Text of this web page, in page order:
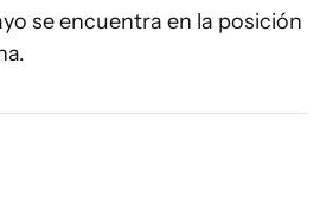
se encuentra en la posición